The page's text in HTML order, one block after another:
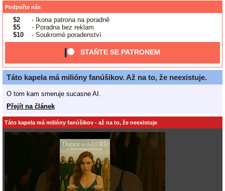
Podpořte nás
$2
- Ikona patrona na poradně
$5
- Poradna bez reklam
$10
- Soukromé poradenství
STAŇTE SE PATRONEM
Táto kapela má milióny fanúšikov. Až na to, že neexistuje.
O tom kam smeruje sucasne AI.
Přejít na článek
Táto kapela má milióny fanúšikov - až na to, že neexistuje